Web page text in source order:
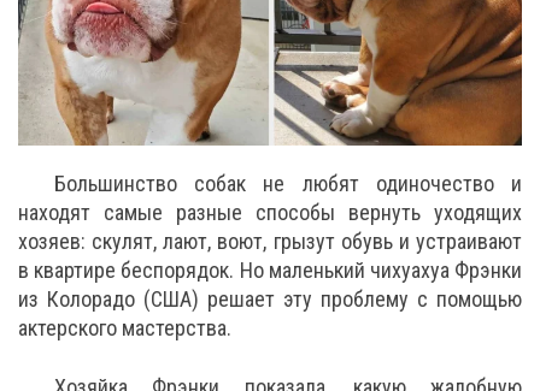
Большинство собак не любят одиночество и
находят самые разные способы вернуть уходящих
хозяев: скулят, лают, воют, грызут обувь и устраивают
в квартире беспорядок. Но маленький чихуахуа Фрэнки
из Колорадо (США) решает эту проблему с помощью
актерского мастерства.